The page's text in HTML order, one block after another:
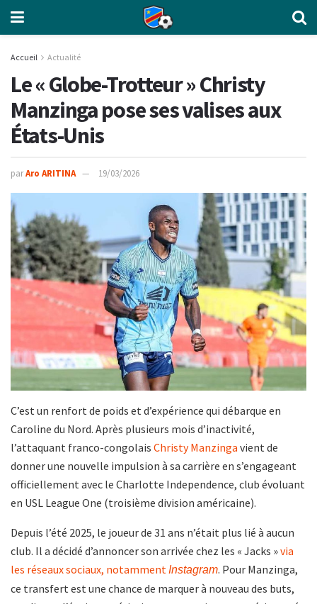
Accueil Actualité
Le « Globe-Trotteur » Christy
Manzinga pose ses valises aux
États-Unis
parAro ARITINA 19/03/2026
C’est un renfort de poids et d’expérience qui débarque en
Caroline du Nord. Après plusieurs mois d’inactivité,
l’attaquant franco-congolais Christy Manzinga vient de
donner une nouvelle impulsion à sa carrière en s’engageant
officiellement avec le Charlotte Independence, club évoluant
en USL League One (troisième division américaine).
Depuis l’été 2025, le joueur de 31 ans n’était plus lié à aucun
club. Il a décidé d’annoncer son arrivée chez les « Jacks »via
les réseaux sociaux, notamment Instagram. Pour Manzinga,
ce transfert est une chance de marquer à nouveau des buts,